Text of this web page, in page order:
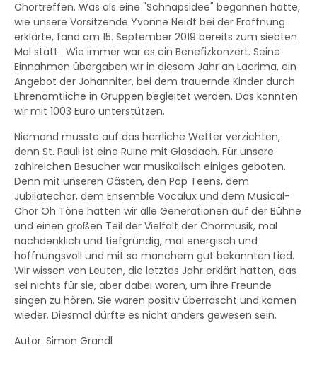
Chortreffen. Was als eine "Schnapsidee" begonnen hatte,
wie unsere Vorsitzende Yvonne Neidt bei der Eröffnung
erklärte, fand am 15. September 2019 bereits zum siebten
Mal statt. Wie immer war es ein Benefizkonzert. Seine
Einnahmen übergaben wir in diesem Jahr an Lacrima, ein
Angebot der Johanniter, bei dem trauernde Kinder durch
Ehrenamtliche in Gruppen begleitet werden. Das konnten
wir mit 1003 Euro unterstützen.
Niemand musste auf das herrliche Wetter verzichten,
denn St. Pauli ist eine Ruine mit Glasdach. Für unsere
zahlreichen Besucher war musikalisch einiges geboten.
Denn mit unseren Gästen, den Pop Teens, dem
Jubilatechor, dem Ensemble Vocalux und dem Musical-
Chor Oh Töne hatten wir alle Generationen auf der Bühne
und einen großen Teil der Vielfalt der Chormusik, mal
nachdenklich und tiefgründig, mal energisch und
hoffnungsvoll und mit so manchem gut bekannten Lied.
Wir wissen von Leuten, die letztes Jahr erklärt hatten, das
sei nichts für sie, aber dabei waren, um ihre Freunde
singen zu hören. Sie waren positiv überrascht und kamen
wieder. Diesmal dürfte es nicht anders gewesen sein.
Autor: Simon Grandl